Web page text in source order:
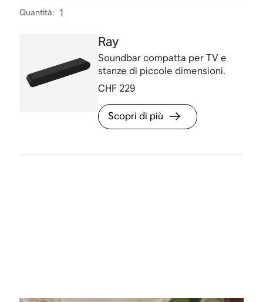
Quantità: 1
Ray
Soundbar compatta per TV e
stanze di piccole dimensioni.
CHF 229
Scopri di più